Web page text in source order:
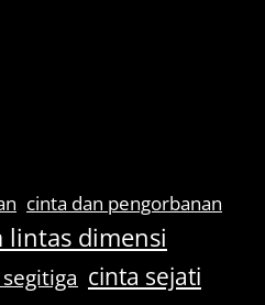
cinta dan pengorbanan
lintas dimensi
cinta sejati